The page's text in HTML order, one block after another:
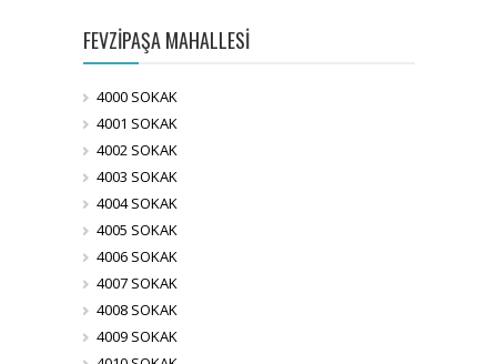
FEVZİPAŞA MAHALLESİ
4000 SOKAK
4001 SOKAK
4002 SOKAK
4003 SOKAK
4004 SOKAK
4005 SOKAK
4006 SOKAK
4007 SOKAK
4008 SOKAK
4009 SOKAK